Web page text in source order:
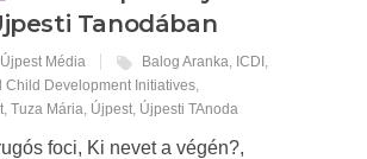
Tanodában
Média Balog Aranka, ICDI,
Child Development Initiatives,
, Tuza Mária, Újpest, Újpesti TAnoda
foci, Ki nevet a végén?,